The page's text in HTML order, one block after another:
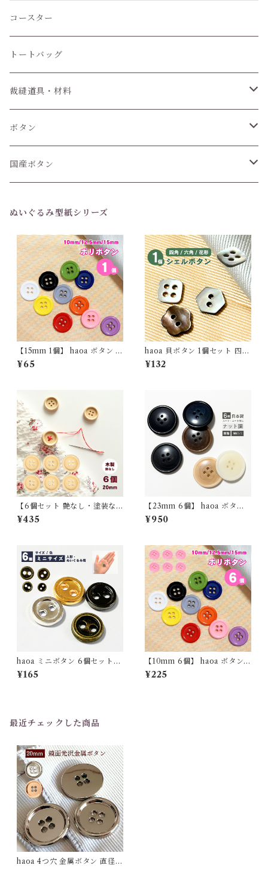
コースター
トートバッグ
裁縫道具・材料
紐
ボタン
6個セット
国産ボタン
1個(バラ売り)
ぬいぐるみ型紙シリーズ
【15mm 1個】 haoa ボタン 4
つ穴ボタン 樹脂 シャツ 子供
艶ありシンプル 洋裁 洋服 手芸
¥65
haoa 貝ボタン 1個セット 四角
形 六角形 花型 シャツ ワンピ
ース ブラウス 洋裁 洋服 手芸
¥132
【6個セット 艶なし・塗装な
し】直径20mm 木製4つ穴ボ
タン【haoa】
¥435
【23mm 6個】 haoa ボタン
スーツ用 コート用 ナット調 6
個セット 樹脂製 NNT-1 日本
¥950
haoa ミニボタン 6個セット
人形用 ぬいぐるみ用 5mm 6
mm 7mm 8mm 二つ穴 ゴー
¥165
【10mm 6個】 haoa ボタン 4
つ穴ボタン 樹脂 シャツ 子供
艶ありシンプル 洋裁 洋服 手芸
¥225
最近チェックした商品
haoa 4つ穴 金属ボタン 直径 2